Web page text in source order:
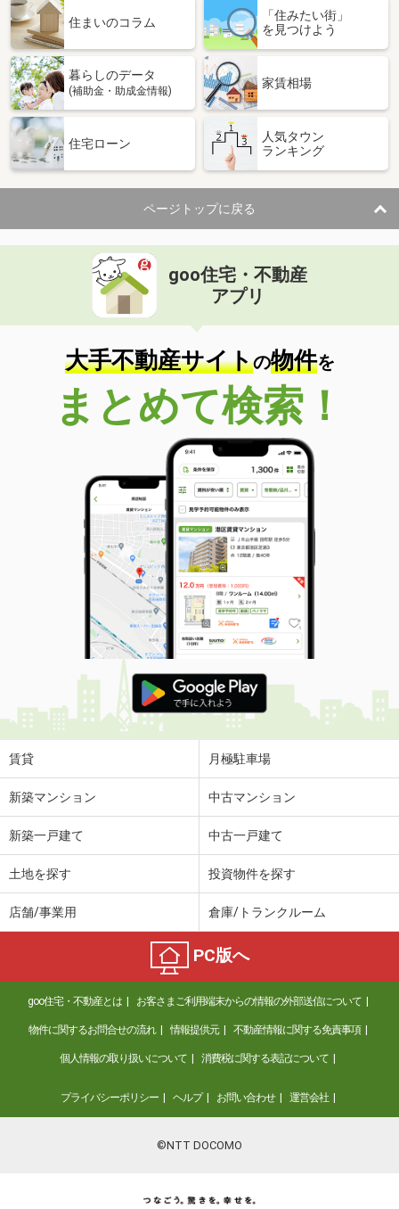
住まいのコラム
「住みたい街」
を見つけよう
暮らしのデータ
(補助金・助成金情報)
家賃相場
住宅ローン
人気タウン
ランキング
ページトップに戻る
goo住宅・不動産
アプリ
大手不動産サイトの物件を
まとめて検索！
賃貸 月極駐車場
新築マンション 中古マンション
新築一戸建て 中古一戸建て
土地を探す 投資物件を探す
店舗/事業用 倉庫/トランクルーム
PC版へ
goo住宅・不動産とは お客さまご利用端末からの情報の外部送信について
物件に関するお問合せの流れ 情報提供元 不動産情報に関する免責事項
個人情報の取り扱いについて 消費税に関する表記について
プライバシーポリシー ヘルプ お問い合わせ 運営会社
©NTT DOCOMO